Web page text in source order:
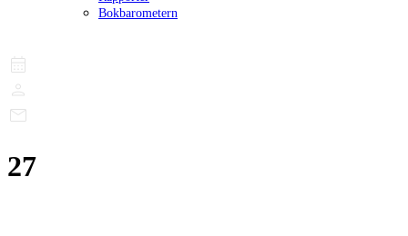
Bokbarometern
27